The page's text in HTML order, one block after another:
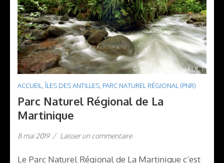
ACCUEIL ÎLES DES ANTILLES PARC NATUREL RÉGIONAL (PNR)
Parc Naturel Régional de La
Martinique
8 mai 2019 / Laisser un commentaire
Le Parc Naturel Régional de La Martinique c’est